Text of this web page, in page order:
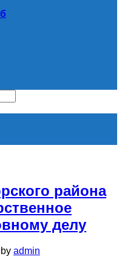
района
делу
by admin